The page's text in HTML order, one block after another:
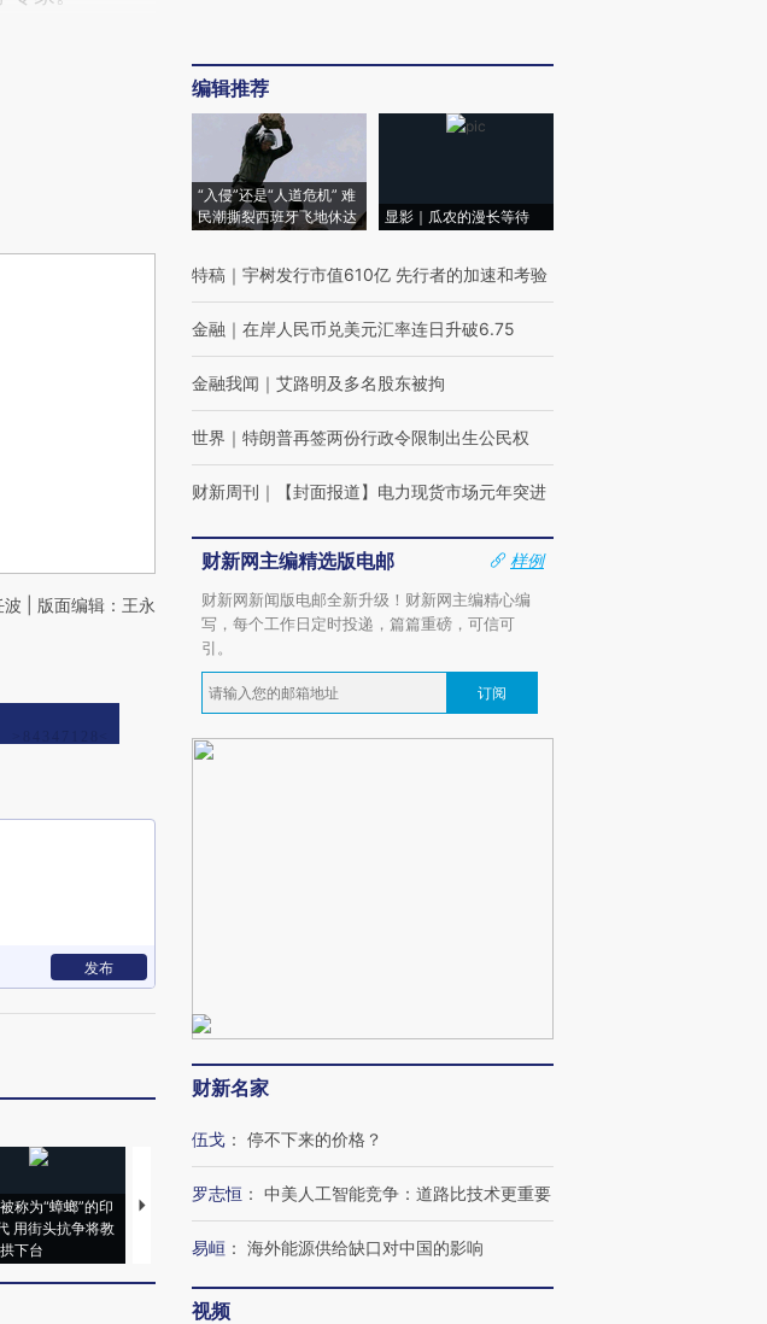
| 版面编辑：王永
发布
称为“蟑螂”的印
用街头抗争将教
下台
视线｜“入侵”还是“人道危
飞地休达
湖北宜昌局部短时降雨
4000人
哈尔滨遭遇短时极端强降
编辑推荐
“入侵”还是“人道危机” 难
民潮撕裂西班牙飞地休达
显影｜瓜农的漫长等待
特稿 ｜ 宇树发行市值610亿 先行者的加速和考验
金融 ｜ 在岸人民币兑美元汇率连日升破6.75
金融我闻 ｜ 艾路明及多名股东被拘
世界 ｜ 特朗普再签两份行政令限制出生公民权
财新周刊 ｜ 【封面报道】电力现货市场元年突进
财新网主编精选版电邮
样例
财新网新闻版电邮全新升级！财新网主编精心编
写，每个工作日定时投递，篇篇重磅，可信可
引。
订阅
财新名家
伍戈 ： 停不下来的价格？
罗志恒 ： 中美人工智能竞争：道路比技术更重要
易峘 ： 海外能源供给缺口对中国的影响
视频